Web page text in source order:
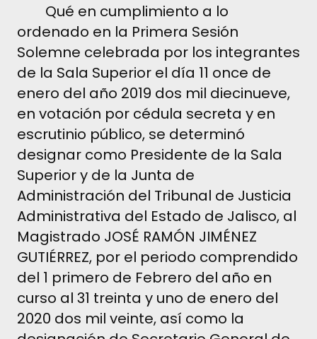
Qué en cumplimiento a lo
ordenado en la Primera Sesión
Solemne celebrada por los integrantes
de la Sala Superior el dí­a 11 once de
enero del año 2019 dos mil diecinueve,
en votación por cédula secreta y en
escrutinio público, se determinó
designar como Presidente de la Sala
Superior y de la Junta de
Administración del Tribunal de Justicia
Administrativa del Estado de Jalisco, al
Magistrado JOSÉ RAMÓN JIMÉNEZ
GUTIÉRREZ, por el periodo comprendido
del 1 primero de Febrero del año en
curso al 31 treinta y uno de enero del
2020 dos mil veinte, así­ como la